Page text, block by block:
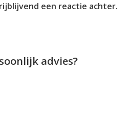
een reactie achter.
advies?